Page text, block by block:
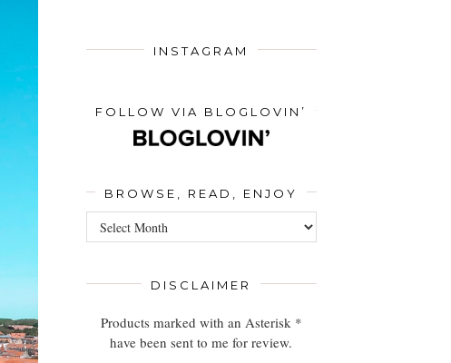
INSTAGRAM
FOLLOW VIA BLOGLOVIN’
BROWSE, READ, ENJOY
Browse,
Read,
DISCLAIMER
Products marked with an Asterisk *
have been sent to me for review.